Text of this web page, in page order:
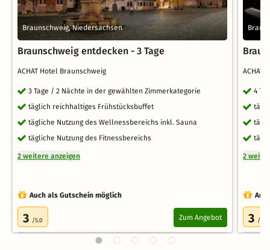
Braunschweig, Niedersachsen
Braunschweig entdecken - 3 Tage
ACHAT Hotel Braunschweig
3 Tage / 2 Nächte in der gewählten Zimmerkategorie
täglich reichhaltiges Frühstücksbuffet
tägliche Nutzung des Wellnessbereichs inkl. Sauna
tägliche Nutzung des Fitnessbereichs
2 weitere anzeigen
Auch als Gutschein möglich
3 /5.0 Zum Angebot
ACHAT
4
2
3 /5.0